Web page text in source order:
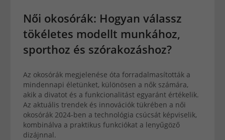
Női okosórák: Hogyan válassz
tökéletes modellt munkához,
sporthoz és szórakozáshoz?
Az okosórák megjelenése óta forradalmasították a
mindennapi életünket, különösen a nők számára,
akik a divatot és a funkcionalitást egyaránt értékelik.
Az aktuális trendek és innovációk tükrében a női
okosórák 2024-ben a technológia csúcsát képviselik,
kombinálva a praktikus funkciókat a lenyűgöző
dizájnnal.